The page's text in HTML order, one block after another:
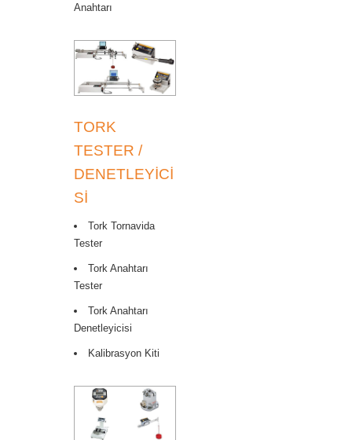
Anahtarı
TORK
TESTER /
DENETLEYICI
SI
Tork Tornavida
Tester
Tork Anahtarı
Tester
Tork Anahtarı
Denetleyicisi
Kalibrasyon Kiti